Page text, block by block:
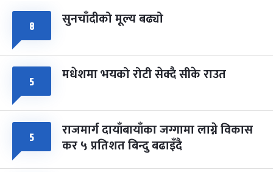
८ सुनचाँदीको मूल्य बढ्यो
५ मधेशमा भयको रोटी सेक्दै सीके राउत
५ राजमार्ग दायाँबायाँका जग्गामा लाग्ने विकास
कर ५ प्रतिशत बिन्दु बढाइँदै